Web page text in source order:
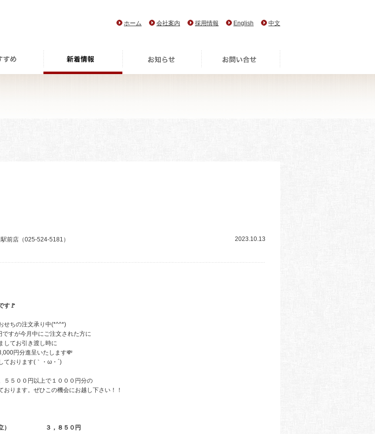
ホーム 会社案内 採用情報 English 中文
前店（025-524-5181） 2023.10.13
す🚩
せちの注文承り中(*^^*)
すが今月中にご注文された方に
してお引き渡し時に
円分進呈いたします💸
ております(｀・ω・´)ゞ
５５００円以上で１０００円分の
おります。ぜひこの機会にお越し下さい！！
・帆立） ３，８５０ 円